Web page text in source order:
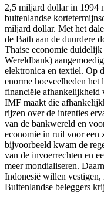
2,5 miljard dollar in 1994
buitenlandse
miljard dollar. Met het
de Bath aan de duurdere
Thaise economie
Wereldbank)
elektronica en textiel. Op
enorme hoeveelheden
financiële afhankelijkheid
IMF maakt die
rijzen over de intenties
van de bankwereld en
economie in ruil voor een
bijvoorbeeld kwam de
van de invoerrechten en
meer mondialiseren.
Indonesië willen
Buitenlandse beleggers